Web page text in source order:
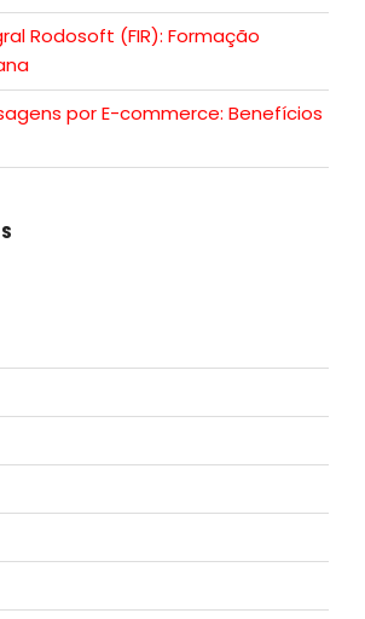
Rodosoft (FIR): Formação
por E-commerce: Benefícios